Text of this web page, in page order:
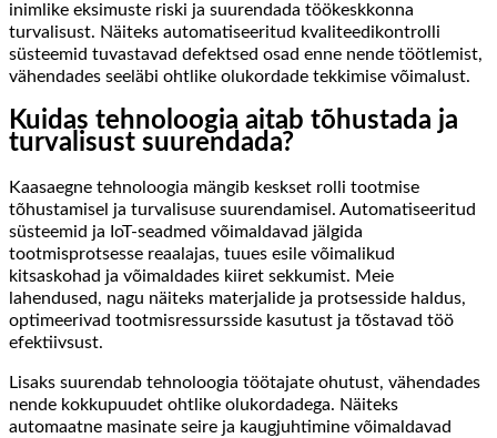
inimlike eksimuste riski ja suurendada töökeskkonna
turvalisust. Näiteks automatiseeritud kvaliteedikontrolli
süsteemid tuvastavad defektsed osad enne nende töötlemist,
vähendades seeläbi ohtlike olukordade tekkimise võimalust.
Kuidas tehnoloogia aitab tõhustada ja
turvalisust suurendada?
Kaasaegne tehnoloogia mängib keskset rolli tootmise
tõhustamisel ja turvalisuse suurendamisel. Automatiseeritud
süsteemid ja IoT-seadmed võimaldavad jälgida
tootmisprotsesse reaalajas, tuues esile võimalikud
kitsaskohad ja võimaldades kiiret sekkumist. Meie
lahendused, nagu näiteks materjalide ja protsesside haldus,
optimeerivad tootmisressursside kasutust ja tõstavad töö
efektiivsust.
Lisaks suurendab tehnoloogia töötajate ohutust, vähendades
nende kokkupuudet ohtlike olukordadega. Näiteks
automaatne masinate seire ja kaugjuhtimine võimaldavad